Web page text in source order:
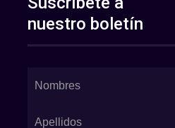
nuestro boletín